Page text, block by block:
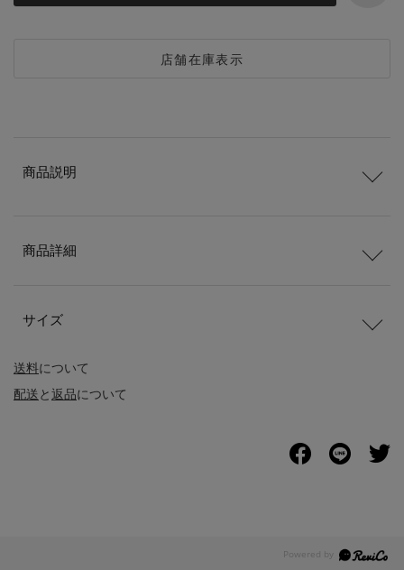
店舗在庫表示
送料について
配送と返品について
商品説明
商品詳細
サイズ